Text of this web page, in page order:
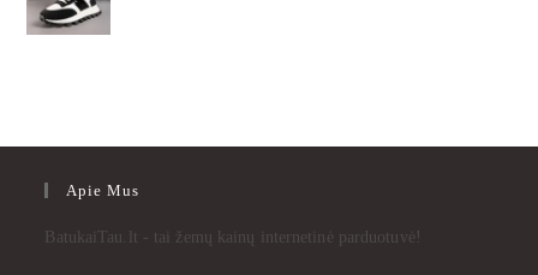
Apie Mus
BatukaiTau.lt - tai žemų kainų internetinė parduotuvė!